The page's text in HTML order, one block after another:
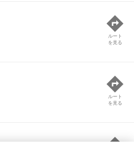
ルート
を見る
ルート
を見る